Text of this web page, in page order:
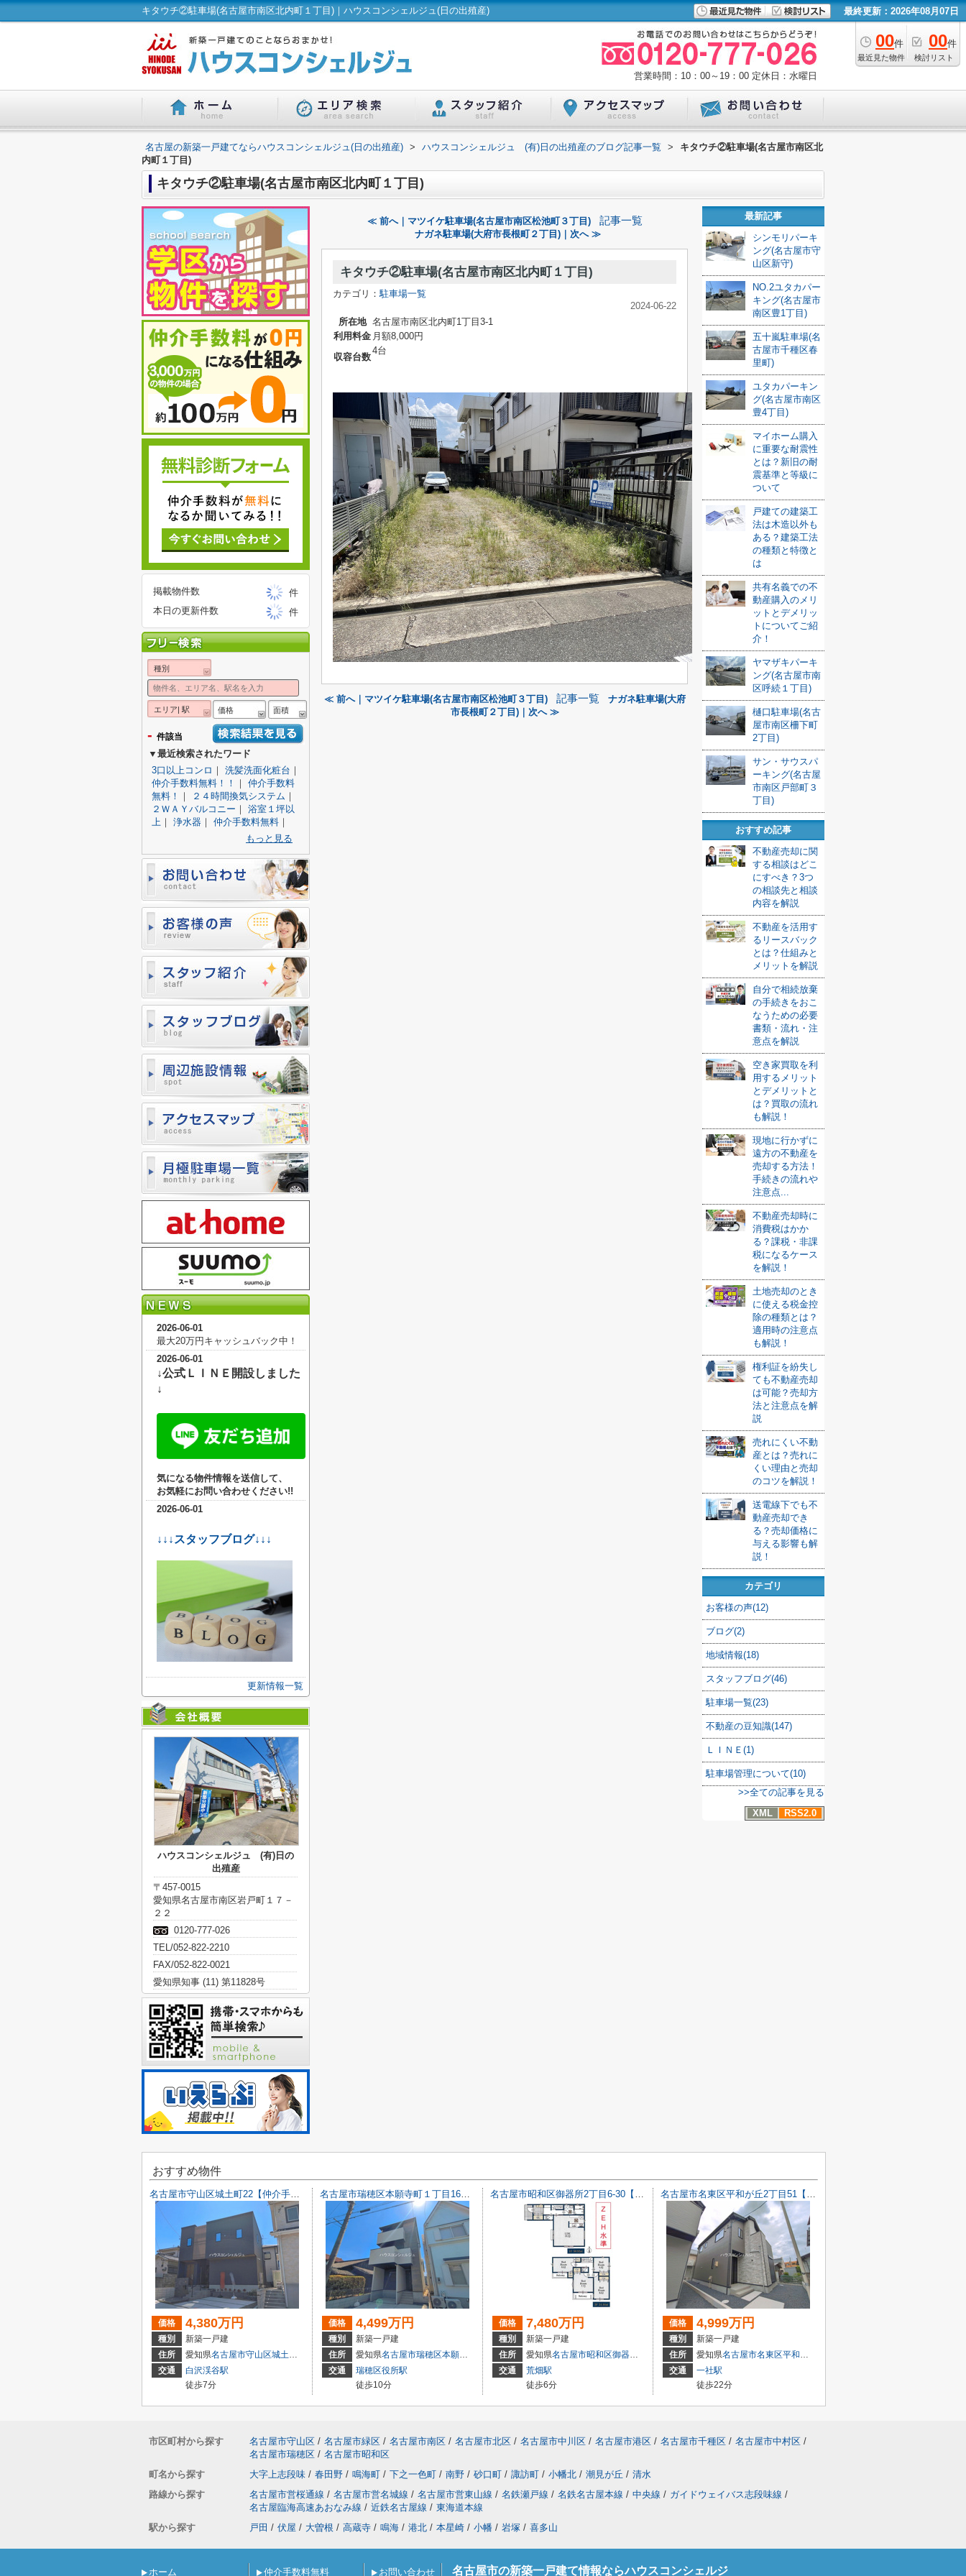
キタウチ②駐車場(名古屋市南区北内町１丁目)｜ハウスコンシェルジュ(日の出殖産) 最終更新：2026年08月07日
00件
最近見た物件
00件
検討リスト
営業時間：10：00～19：00 定休日：水曜日
名古屋の新築一戸建てならハウスコンシェルジュ(日の出殖産) > ハウスコンシェルジュ (有)日の出殖産のブログ記事一覧 >
キタウチ②駐車場(名古屋市南区北
内町１丁目)
キタウチ②駐車場(名古屋市南区北内町１丁目)
≪ 前へ｜マツイケ駐車場(名古屋市南区松池町３丁目) 記事一覧
ナガネ駐車場(大府市長根町２丁目)｜次へ ≫
キタウチ②駐車場(名古屋市南区北内町１丁目)
カテゴリ：駐車場一覧
2024-06-22
所在地 名古屋市南区北内町1丁目3-1
利用料金 月額8,000円
収容台数
4台
≪ 前へ｜マツイケ駐車場(名古屋市南区松池町３丁目) 記事一覧
ナガネ駐車場(大府
市長根町２丁目)｜次へ ≫
最新記事
シンモリパーキ
ング(名古屋市守
山区新守)
NO.2ユタカパー
キング(名古屋市
南区豊1丁目)
五十嵐駐車場(名
古屋市千種区春
里町)
ユタカパーキン
グ(名古屋市南区
豊4丁目)
マイホーム購入
に重要な耐震性
とは？新旧の耐
震基準と等級に
ついて
戸建ての建築工
法は木造以外も
ある？建築工法
の種類と特徴と
は
共有名義での不
動産購入のメリ
ットとデメリッ
トについてご紹
介！
ヤマザキパーキ
ング(名古屋市南
区呼続１丁目)
樋口駐車場(名古
屋市南区柵下町
2丁目)
サン・サウスパ
ーキング(名古屋
市南区戸部町３
丁目)
おすすめ記事
不動産売却に関
する相談はどこ
にすべき？3つ
の相談先と相談
内容を解説
不動産を活用す
るリースバック
とは？仕組みと
メリットを解説
自分で相続放棄
の手続きをおこ
なうための必要
書類・流れ・注
意点を解説
空き家買取を利
用するメリット
とデメリットと
は？買取の流れ
も解説！
現地に行かずに
遠方の不動産を
売却する方法！
手続きの流れや
注意点...
不動産売却時に
消費税はかか
る？課税・非課
税になるケース
を解説！
土地売却のとき
に使える税金控
除の種類とは？
適用時の注意点
も解説！
権利証を紛失し
ても不動産売却
は可能？売却方
法と注意点を解
説
売れにくい不動
産とは？売れに
くい理由と売却
のコツを解説！
送電線下でも不
動産売却でき
る？売却価格に
与える影響も解
説！
カテゴリ
お客様の声(12)
ブログ(2)
地域情報(18)
スタッフブログ(46)
駐車場一覧(23)
不動産の豆知識(147)
ＬＩＮＥ(1)
駐車場管理について(10)
>>全ての記事を見る
XML
RSS2.0
掲載物件数
件
本日の更新件数
件
種別
エリア| 駅 価格 面積
- 件該当
▼最近検索されたワード
3口以上コンロ ｜ 洗髪洗面化粧台 ｜
仲介手数料無料！！
｜ 仲介手数料
無料！
｜ ２４時間換気システム ｜
２ＷＡＹバルコニー ｜ 浴室１坪以
上 ｜ 浄水器 ｜ 仲介手数料無料 ｜
もっと見る
2026-06-01
最大20万円キャッシュバック中！
2026-06-01
↓公式ＬＩＮＥ開設しました
↓
気になる物件情報を送信して、
お気軽にお問い合わせください!!
2026-06-01
↓↓↓スタッフブログ↓↓↓
更新情報一覧
ハウスコンシェルジュ (有)日の
出殖産
〒457-0015
愛知県名古屋市南区岩戸町１７－
２２
0120-777-026
TEL/052-822-2210
FAX/052-822-0021
愛知県知事 (11) 第11828号
おすすめ物件
名古屋市守山区城土町22【仲介手数料無料】新築一戸建て 1号棟
価格 4,380万円
種別
新築一戸建
住所
愛知県名古屋市守山区城土町
交通
白沢渓谷駅
徒歩7分
名古屋市瑞穂区本願寺町１丁目16【仲介手数料無料】新築一戸建て 1号棟
価格 4,499万円
種別
新築一戸建
住所
愛知県名古屋市瑞穂区本願寺町
１丁目16
交通
瑞穂区役所駅
徒歩10分
名古屋市昭和区御器所2丁目6-30【仲介手数料無料】新築一戸建て 】
価格 7,480万円
種別
新築一戸建
住所
愛知県名古屋市昭和区御器所
２丁目6-30
交通
荒畑駅
徒歩6分
名古屋市名東区平和が丘2丁目51【仲介手数料無料】新築一戸建て 2号棟
価格 4,999万円
種別
新築一戸建
住所
愛知県名古屋市名東区平和が丘
交通
一社駅
徒歩22分
市区町村から探す 名古屋市守山区 / 名古屋市緑区 / 名古屋市南区 / 名古屋市北区 / 名古屋市中川区 / 名古屋市港区 / 名古屋市千種区 / 名古屋市中村区 /
名古屋市瑞穂区 / 名古屋市昭和区
町名から探す
大字上志段味 / 春田野 / 鳴海町 / 下之一色町 / 南野 / 砂口町 / 諏訪町 / 小幡北 / 潮見が丘 / 清水
路線から探す
名古屋市営桜通線 / 名古屋市営名城線 / 名古屋市営東山線 / 名鉄瀬戸線 / 名鉄名古屋本線 / 中央線 / ガイドウェイバス志段味線 /
名古屋臨海高速あおなみ線 / 近鉄名古屋線 / 東海道本線
駅から探す
戸田 / 伏屋 / 大曽根 / 高蔵寺 / 鳴海 / 港北 / 本星崎 / 小幡 / 岩塚 / 喜多山
ホーム 仲介手数料無料 お問い合わせ 名古屋市の新築一戸建て情報ならハウスコンシェルジ